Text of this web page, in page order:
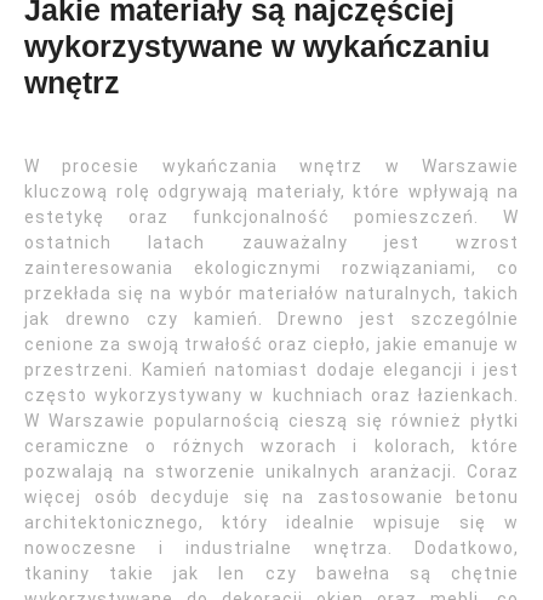
Jakie materiały są najczęściej
wykorzystywane w wykańczaniu
wnętrz
W procesie wykańczania wnętrz w Warszawie
kluczową rolę odgrywają materiały, które wpływają na
estetykę oraz funkcjonalność pomieszczeń. W
ostatnich latach zauważalny jest wzrost
zainteresowania ekologicznymi rozwiązaniami, co
przekłada się na wybór materiałów naturalnych, takich
jak drewno czy kamień. Drewno jest szczególnie
cenione za swoją trwałość oraz ciepło, jakie emanuje w
przestrzeni. Kamień natomiast dodaje elegancji i jest
często wykorzystywany w kuchniach oraz łazienkach.
W Warszawie popularnością cieszą się również płytki
ceramiczne o różnych wzorach i kolorach, które
pozwalają na stworzenie unikalnych aranżacji. Coraz
więcej osób decyduje się na zastosowanie betonu
architektonicznego, który idealnie wpisuje się w
nowoczesne i industrialne wnętrza. Dodatkowo,
tkaniny takie jak len czy bawełna są chętnie